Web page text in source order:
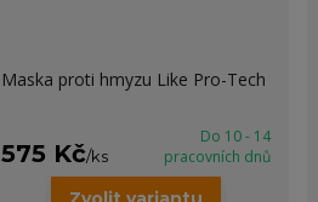
Maska proti hmyzu Like Pro-Tech
575 Kč/ks
Do 10 - 14
pracovních dnů